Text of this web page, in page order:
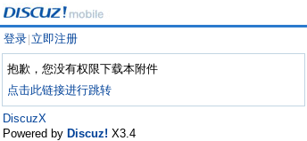
登录 立即注册
抱歉，您没有权限下载本附件
点击此链接进行跳转
DiscuzX
Powered by Discuz! X3.4